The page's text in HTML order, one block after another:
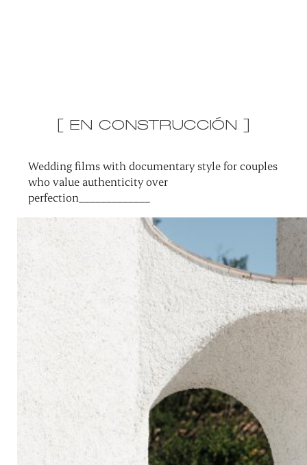
[ EN CONSTRUCCIÓN ]
Wedding films with documentary style for couples
who value authenticity over
perfection_____________